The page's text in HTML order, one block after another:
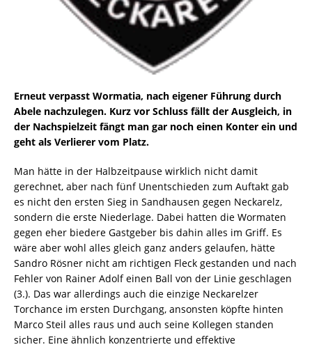
Erneut verpasst Wormatia, nach eigener Führung durch
Abele nachzulegen. Kurz vor Schluss fällt der Ausgleich, in
der Nachspielzeit fängt man gar noch einen Konter ein und
geht als Verlierer vom Platz.
Man hätte in der Halbzeitpause wirklich nicht damit
gerechnet, aber nach fünf Unentschieden zum Auftakt gab
es nicht den ersten Sieg in Sandhausen gegen Neckarelz,
sondern die erste Niederlage. Dabei hatten die Wormaten
gegen eher biedere Gastgeber bis dahin alles im Griff. Es
wäre aber wohl alles gleich ganz anders gelaufen, hätte
Sandro Rösner nicht am richtigen Fleck gestanden und nach
Fehler von Rainer Adolf einen Ball von der Linie geschlagen
(3.). Das war allerdings auch die einzige Neckarelzer
Torchance im ersten Durchgang, ansonsten köpfte hinten
Marco Steil alles raus und auch seine Kollegen standen
sicher. Eine ähnlich konzentrierte und effektive